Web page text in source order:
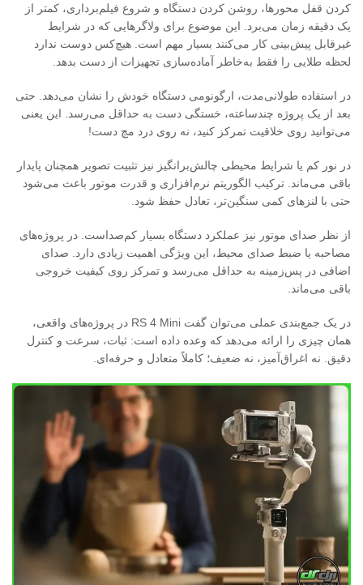
کردن قفل محورها، روشن کردن دستگاه و شروع فیلم‌برداری، کمتر از
یک دقیقه زمان می‌برد. این موضوع برای ولاگرهایی که در شرایط
غیرقابل پیش‌بینی کار می‌کنند بسیار مهم است. هیچ‌کس دوست ندارد
لحظه طلایی را فقط به‌خاطر آماده‌سازی تجهیزات از دست بدهد.
در استفاده طولانی‌مدت، ارگونومی دستگاه خودش را نشان می‌دهد. حتی
بعد از یک پروژه چندساعته، خستگی دست به حداقل می‌رسد. این یعنی
می‌توانید روی خلاقیت تمرکز کنید، نه روی درد مچ دست!
در نور کم یا شرایط محیطی چالش‌برانگیز نیز تثبیت تصویر همچنان پایدار
باقی می‌ماند. ترکیب الگوریتم نرم‌افزاری و قدرت موتور باعث می‌شود
حتی با لنزهای کمی سنگین‌تر، تعادل حفظ شود.
از نظر صدای موتور نیز عملکرد دستگاه بسیار کم‌صداست. در پروژه‌های
مصاحبه یا ضبط صدای محیط، این ویژگی اهمیت زیادی دارد. صدای
اضافی در پس‌زمینه به حداقل می‌رسد و تمرکز روی کیفیت خروجی
باقی می‌ماند.
در یک جمع‌بندی عملی می‌توان گفت RS 4 Mini در پروژه‌های واقعی،
همان چیزی را ارائه می‌دهد که وعده داده است: ثبات، سرعت و کنترل
دقیق. نه اغراق‌آمیز، نه ضعیف؛ کاملاً متعادل و حرفه‌ای.